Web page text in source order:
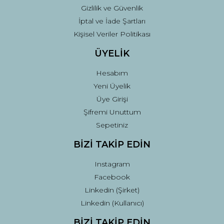
Gizlilik ve Güvenlik
İptal ve İade Şartları
Kişisel Veriler Politikası
ÜYELİK
Hesabım
Yeni Üyelik
Üye Girişi
Şifremi Unuttum
Sepetiniz
BİZİ TAKİP EDİN
Instagram
Facebook
Linkedin (Şirket)
Linkedin (Kullanıcı)